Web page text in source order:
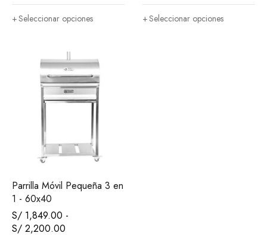
Seleccionar opciones Seleccionar opciones
Parrilla Móvil Pequeña 3 en
1 - 60x40
S/ 1,849.00 -
S/ 2,200.00